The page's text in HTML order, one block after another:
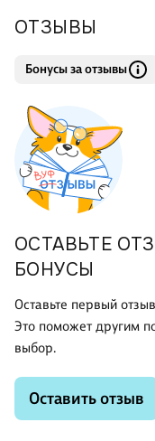
ОТЗЫВЫ
Бонусы за отзывы
ОСТАВЬТЕ
БОНУСЫ
Оставьте первый
Это поможет другим
выбор.
Оставить отзыв